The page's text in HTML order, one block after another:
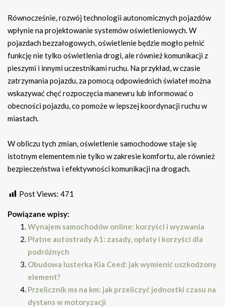
Równocześnie, rozwój technologii autonomicznych pojazdów
wpłynie na projektowanie systemów oświetleniowych. W
pojazdach bezzałogowych, oświetlenie będzie mogło pełnić
funkcję nie tylko oświetlenia drogi, ale również komunikacji z
pieszymi i innymi uczestnikami ruchu. Na przykład, w czasie
zatrzymania pojazdu, za pomocą odpowiednich świateł można
wskazywać chęć rozpoczęcia manewru lub informować o
obecności pojazdu, co pomoże w lepszej koordynacji ruchu w
miastach.
W obliczu tych zmian, oświetlenie samochodowe staje się
istotnym elementem nie tylko w zakresie komfortu, ale również
bezpieczeństwa i efektywności komunikacji na drogach.
Post Views: 471
Powiązane wpisy:
Wynajem samochodów online: korzyści i wyzwania
Płatne autostrady A1: zasady, opłaty i korzyści dla
podróżnych
Obudowa lusterka Kia Ceed: jak wymienić uszkodzony
element?
Przelicznik ms na km: jak przeliczyć jednostki czasu na
dystans w motoryzacji